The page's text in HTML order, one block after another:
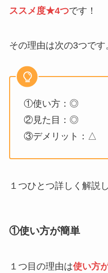
ススメ度★4つです！
その理由は次の3つです
①使い方：◎
②見た目：◎
③デメリット：△
１つひとつ詳しく解説
①使い方が簡単
１つ目の理由は使い方